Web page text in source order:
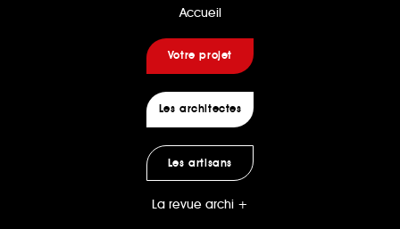
Accueil
Votre projet
Les architectes
Les artisans
La revue archi +